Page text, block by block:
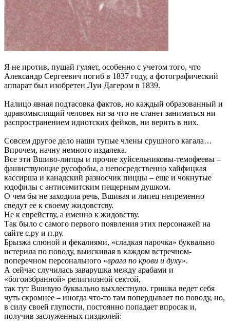
Я не против, пущай гуляет, особенно с учетом того, что
Александр Сергеевич погиб в 1837 году, а фотографический
аппарат был изобретен Луи Дагером в 1839.
Налицо явная подтасовка фактов, но каждый образованный и
здравомыслящий человек ни за что не станет заниматься ни
распространением идиотских фейков, ни верить в них.
Совсем другое дело наши тупые члены срушного кагала…
Впрочем, начну немного издалека.
Все эти Вшиво-липцы и прочие хуйсельниковы-темофеевы –
фашиствующие русофобы, а непосредственно хайфицкая
кассирша и канадский разносчик пиццы – еще и чокнутые
юдофилы с антисемитским пещерным душком.
О чем бы не заходила речь, Вшивая и липец непременно
сведут ее к своему жидовстсву.
Не к еврейству, а именно к жидовству.
Так было с самого первого появления этих персонажей на
сайте с.ру и п.ру.
Брызжа слюной и фекалиями, «сладкая парочка» буквально
истерила по поводу, выискивая в каждом встречном-
поперечном персонального «врага по крови и духу».
А сейчас случилась заварушка между арабами и
«богоизбранной» религиозной сектой,
так тут Вшивую буквально выхлестнуло. гришка ведет себя
чуть скромнее – иногда что-то там попердывает по поводу, но,
в силу своей глупости, постоянно попадает впросак и,
получив заслуженных пиздюлей: